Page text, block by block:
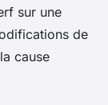
sur une
de
cause